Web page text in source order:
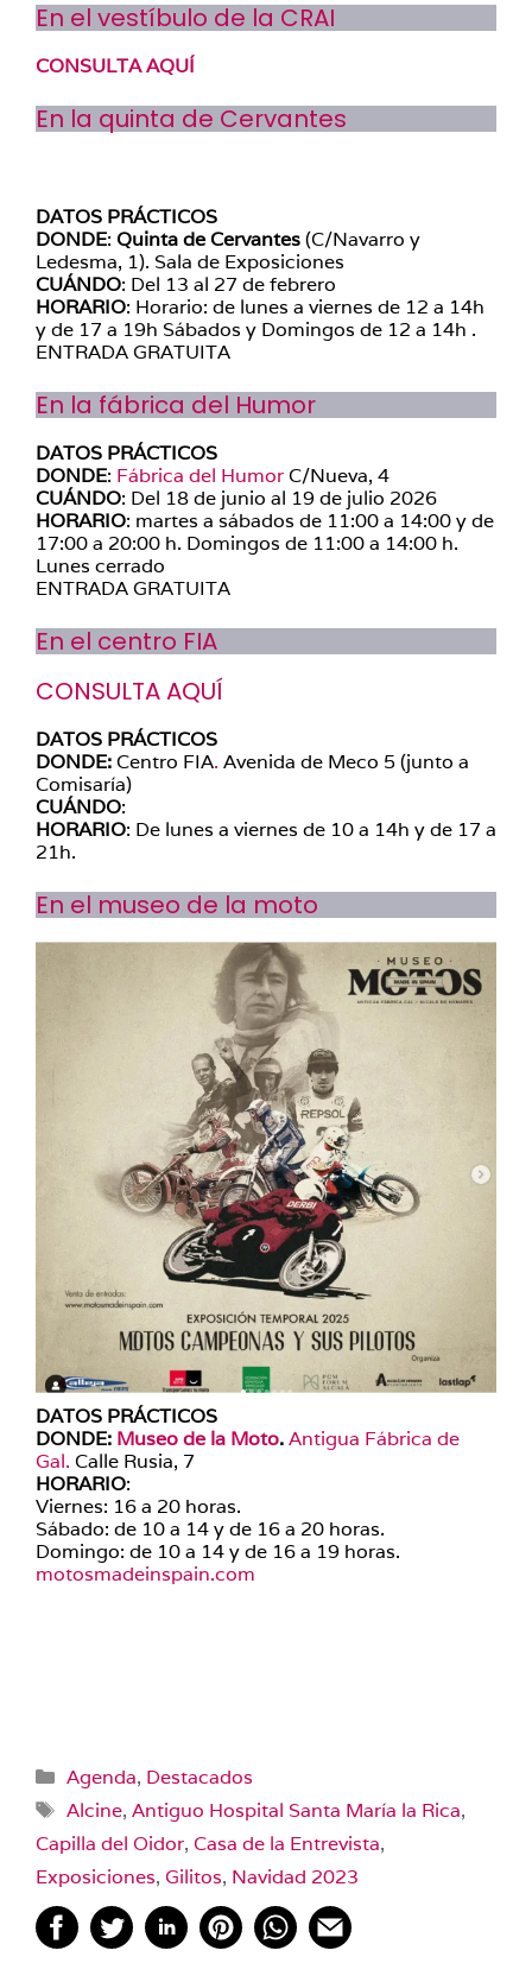
En el vestíbulo de la CRAI
CONSULTA AQUÍ
En la quinta de Cervantes
DATOS PRÁCTICOS
DONDE: Quinta de Cervantes(C/Navarro y
Ledesma, 1). Sala de Exposiciones
CUÁNDO: Del 13 al 27 de febrero
HORARIO: Horario: de lunes a viernes de 12 a 14h
y de 17 a 19h Sábados y Domingos de 12 a 14h .
ENTRADA GRATUITA
En la fábrica del Humor
DATOS PRÁCTICOS
DONDE: Fábrica del Humor C/Nueva, 4
CUÁNDO: Del 18 de junio al 19 de julio 2026
HORARIO: martes a sábados de 11:00 a 14:00 y de
17:00 a 20:00 h. Domingos de 11:00 a 14:00 h.
Lunes cerrado
ENTRADA GRATUITA
En el centro FIA
CONSULTA AQUÍ
DATOS PRÁCTICOS
DONDE: Centro FIA. Avenida de Meco 5 (junto a
Comisaría)
CUÁNDO:
HORARIO: De lunes a viernes de 10 a 14h y de 17 a
21h.
En el museo de la moto
DATOS PRÁCTICOS
DONDE: Museo de la Moto.Antigua Fábrica de
Gal. Calle Rusia, 7
HORARIO:
Viernes: 16 a 20 horas.
Sábado: de 10 a 14 y de 16 a 20 horas.
Domingo: de 10 a 14 y de 16 a 19 horas.
motosmadeinspain.com
Categorías
Agenda, Destacados
Etiquetas
Alcine, Antiguo Hospital Santa María la Rica,
Capilla del Oidor, Casa de la Entrevista,
Exposiciones, Gilitos, Navidad 2023